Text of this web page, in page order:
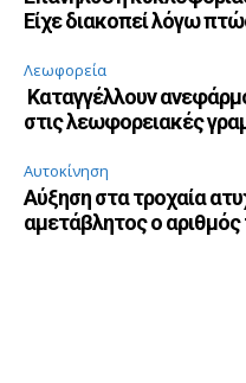
Είχε διακοπεί λόγω
Λεωφορεία
Καταγγέλλουν
στις λεωφορειακές
Αυτοκίνηση
Αύξηση στα τροχαία
αμετάβλητος ο